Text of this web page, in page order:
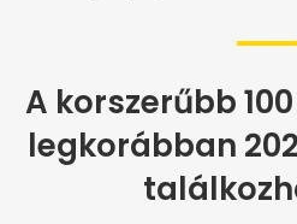
A korszerűbb
legkorábban